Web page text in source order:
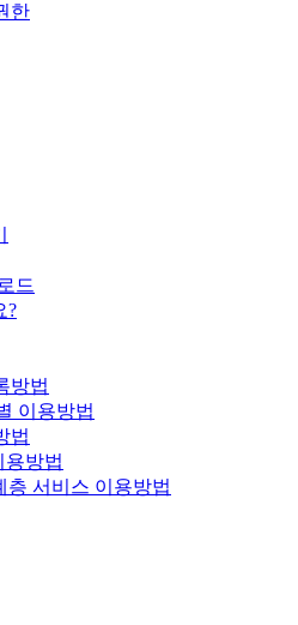
한
드
?
방법
이용방법
법
용방법
층 서비스 이용방법